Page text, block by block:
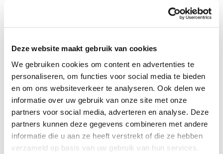
Deze website maakt gebruik van cookies
We gebruiken cookies om content en advertenties te
personaliseren, om functies voor social media te bieden
en om ons websiteverkeer te analyseren. Ook delen we
informatie over uw gebruik van onze site met onze
partners voor social media, adverteren en analyse. Deze
partners kunnen deze gegevens combineren met andere
informatie die u aan ze heeft verstrekt of die ze hebben
verzameld op basis van uw gebruik van hun services.
Een steungezin waar ze af en toe na school mag
meedraaien zou haar wereld echt groter maken. Gewoon
voelen. Ze brengt vrolijkheid mee en vindt het fijn om
Bieden jullie dit gezellig meisje een fijne plek na
schooltijd? We komen graag met je in contact!
Profiel steungezin
We zoeken een steungezin in Harlingen: